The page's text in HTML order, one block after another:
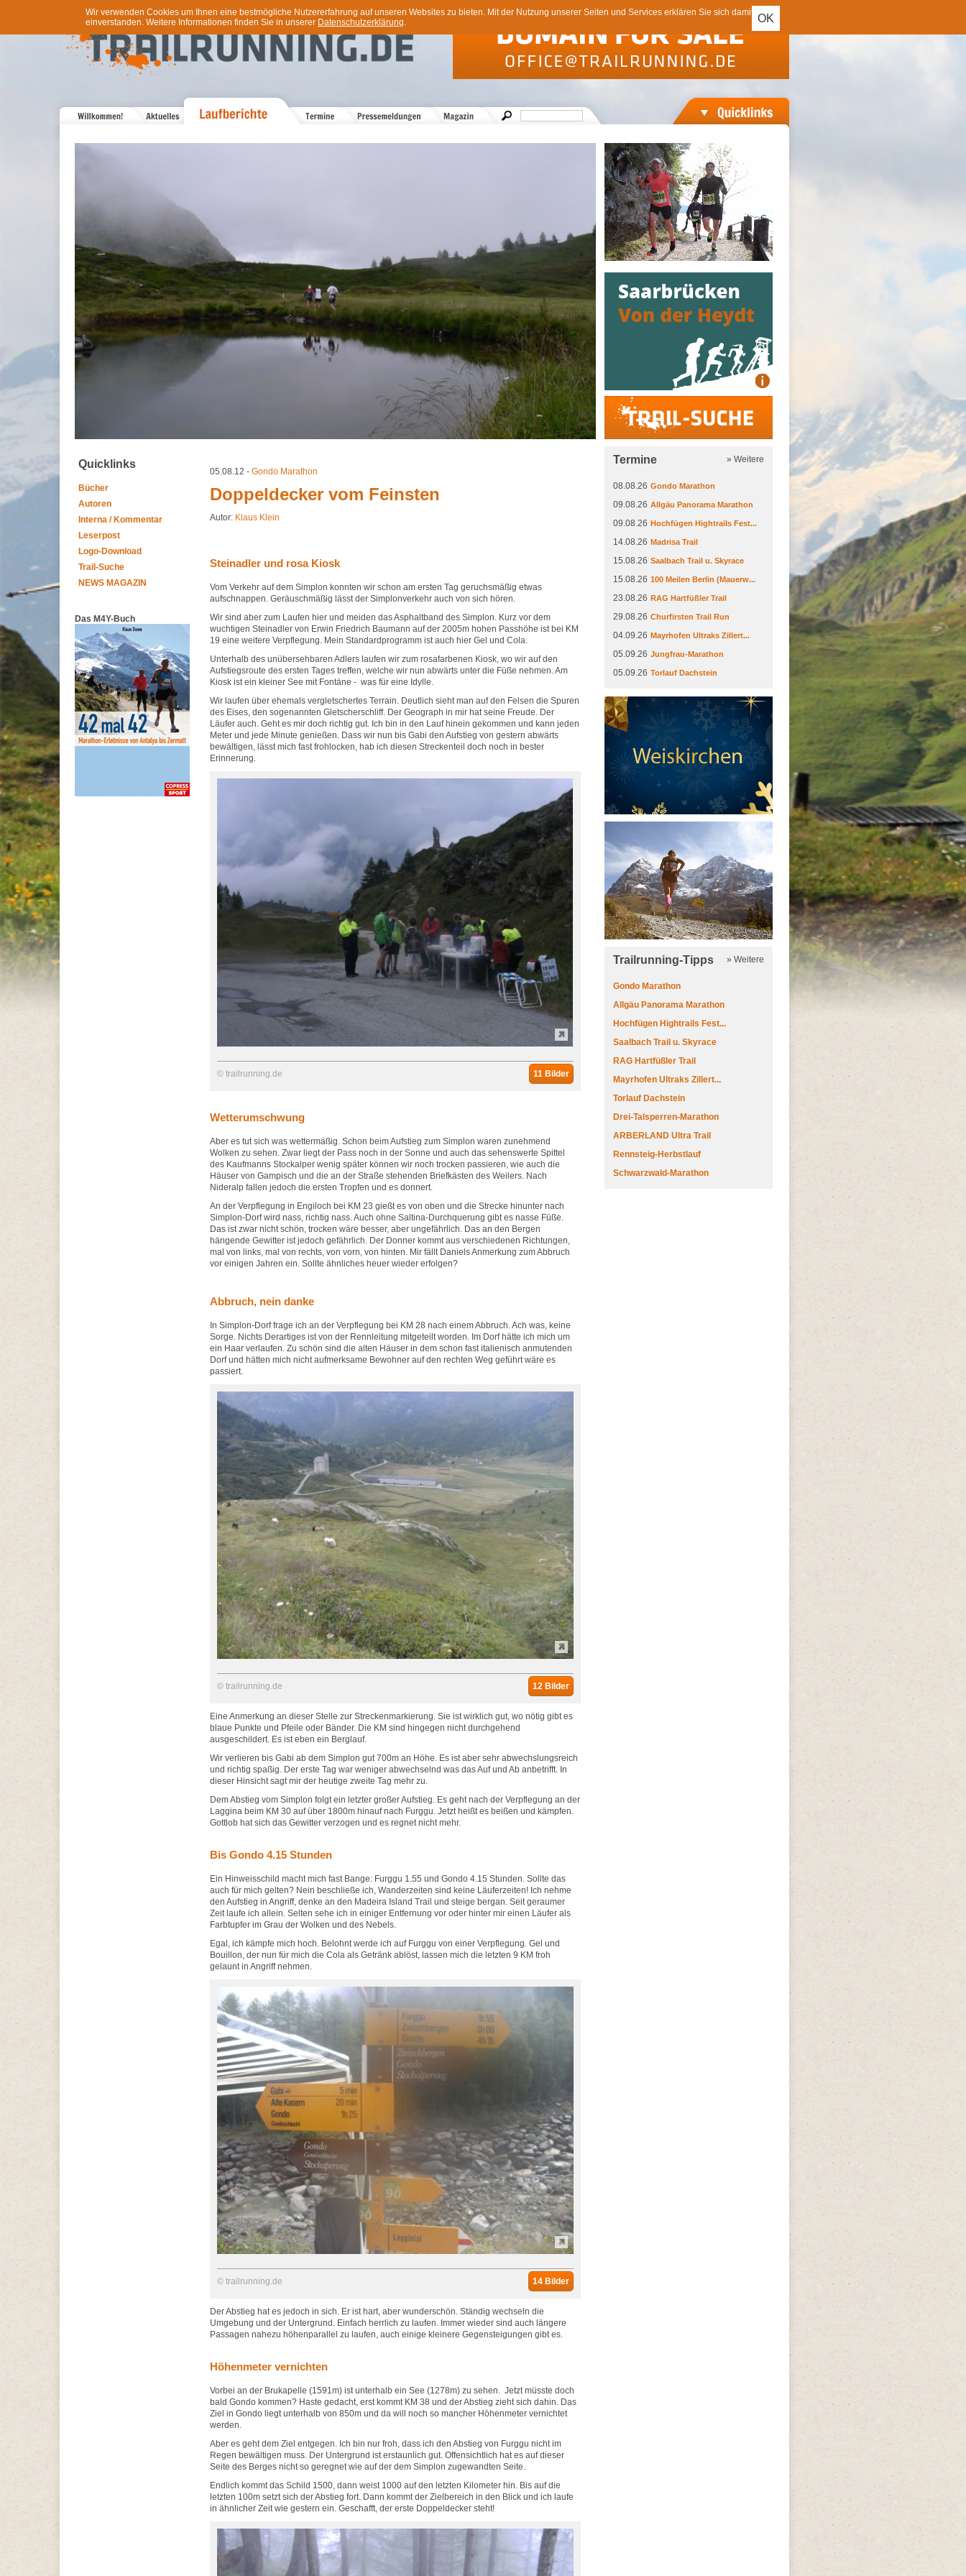
OK
Wir verwenden Cookies um Ihnen eine bestmögliche Nutzererfahrung auf unseren Websites zu bieten. Mit der Nutzung unserer Seiten und Services erklären Sie sich damit
einverstanden. Weitere Informationen finden Sie in unserer Datenschutzerklärung.
Quicklinks
Bücher
Autoren
Interna / Kommentar
Leserpost
Logo-Download
Trail-Suche
NEWS MAGAZIN
Das M4Y-Buch
05.08.12 - Gondo Marathon
Doppeldecker vom Feinsten
Autor: Klaus Klein
Steinadler und rosa Kiosk
Vom Verkehr auf dem Simplon konnten wir schon am ersten Tag geruchsmäßig etwas
aufschnappen. Geräuschmäßig lässt der Simplonverkehr auch von sich hören.
Wir sind aber zum Laufen hier und meiden das Asphaltband des Simplon. Kurz vor dem
wuchtigen Steinadler von Erwin Friedrich Baumann auf der 2005m hohen Passhöhe ist bei KM
19 eine weitere Verpflegung. Mein Standardprogramm ist auch hier Gel und Cola.
Unterhalb des unübersehbaren Adlers laufen wir zum rosafarbenen Kiosk, wo wir auf den
Aufstiegsroute des ersten Tages treffen, welche wir nun abwärts unter die Füße nehmen. Am
Kiosk ist ein kleiner See mit Fontäne - was für eine Idylle.
Wir laufen über ehemals vergletschertes Terrain. Deutlich sieht man auf den Felsen die Spuren
des Eises, den sogenannten Gletscherschliff. Der Geograph in mir hat seine Freude. Der
Läufer auch. Geht es mir doch richtig gut. Ich bin in den Lauf hinein gekommen und kann jeden
Meter und jede Minute genießen. Dass wir nun bis Gabi den Aufstieg von gestern abwärts
bewältigen, lässt mich fast frohlocken, hab ich diesen Streckenteil doch noch in bester
Erinnerung.
© trailrunning.de 11 Bilder
Wetterumschwung
Aber es tut sich was wettermäßig. Schon beim Aufstieg zum Simplon waren zunehmend
Wolken zu sehen. Zwar liegt der Pass noch in der Sonne und auch das sehenswerte Spittel
des Kaufmanns Stockalper wenig später können wir noch trocken passieren, wie auch die
Häuser von Gampisch und die an der Straße stehenden Briefkästen des Weilers. Nach
Nideralp fallen jedoch die ersten Tropfen und es donnert.
An der Verpflegung in Engiloch bei KM 23 gießt es von oben und die Strecke hinunter nach
Simplon-Dorf wird nass, richtig nass. Auch ohne Saltina-Durchquerung gibt es nasse Füße.
Das ist zwar nicht schön, trocken wäre besser, aber ungefährlich. Das an den Bergen
hängende Gewitter ist jedoch gefährlich. Der Donner kommt aus verschiedenen Richtungen,
mal von links, mal von rechts, von vorn, von hinten. Mir fällt Daniels Anmerkung zum Abbruch
vor einigen Jahren ein. Sollte ähnliches heuer wieder erfolgen?
Abbruch, nein danke
In Simplon-Dorf frage ich an der Verpflegung bei KM 28 nach einem Abbruch. Ach was, keine
Sorge. Nichts Derartiges ist von der Rennleitung mitgeteilt worden. Im Dorf hätte ich mich um
ein Haar verlaufen. Zu schön sind die alten Häuser in dem schon fast italienisch anmutenden
Dorf und hätten mich nicht aufmerksame Bewohner auf den rechten Weg geführt wäre es
passiert.
© trailrunning.de 12 Bilder
Eine Anmerkung an dieser Stelle zur Streckenmarkierung. Sie ist wirklich gut, wo nötig gibt es
blaue Punkte und Pfeile oder Bänder. Die KM sind hingegen nicht durchgehend
ausgeschildert. Es ist eben ein Berglauf.
Wir verlieren bis Gabi ab dem Simplon gut 700m an Höhe. Es ist aber sehr abwechslungsreich
und richtig spaßig. Der erste Tag war weniger abwechselnd was das Auf und Ab anbetrifft. In
dieser Hinsicht sagt mir der heutige zweite Tag mehr zu.
Dem Abstieg vom Simplon folgt ein letzter großer Aufstieg. Es geht nach der Verpflegung an der
Laggina beim KM 30 auf über 1800m hinauf nach Furggu. Jetzt heißt es beißen und kämpfen.
Gottlob hat sich das Gewitter verzogen und es regnet nicht mehr.
Bis Gondo 4.15 Stunden
Ein Hinweisschild macht mich fast Bange: Furggu 1.55 und Gondo 4.15 Stunden. Sollte das
auch für mich gelten? Nein beschließe ich, Wanderzeiten sind keine Läuferzeiten! Ich nehme
den Aufstieg in Angriff, denke an den Madeira Island Trail und steige bergan. Seit geraumer
Zeit laufe ich allein. Selten sehe ich in einiger Entfernung vor oder hinter mir einen Läufer als
Farbtupfer im Grau der Wolken und des Nebels.
Egal, ich kämpfe mich hoch. Belohnt werde ich auf Furggu von einer Verpflegung. Gel und
Bouillon, der nun für mich die Cola als Getränk ablöst, lassen mich die letzten 9 KM froh
gelaunt in Angriff nehmen.
© trailrunning.de 14 Bilder
Der Abstieg hat es jedoch in sich. Er ist hart, aber wunderschön. Ständig wechseln die
Umgebung und der Untergrund. Einfach herrlich zu laufen. Immer wieder sind auch längere
Passagen nahezu höhenparallel zu laufen, auch einige kleinere Gegensteigungen gibt es.
Höhenmeter vernichten
Vorbei an der Brukapelle (1591m) ist unterhalb ein See (1278m) zu sehen. Jetzt müsste doch
bald Gondo kommen? Haste gedacht, erst kommt KM 38 und der Abstieg zieht sich dahin. Das
Ziel in Gondo liegt unterhalb von 850m und da will noch so mancher Höhenmeter vernichtet
werden.
Aber es geht dem Ziel entgegen. Ich bin nur froh, dass ich den Abstieg von Furggu nicht im
Regen bewältigen muss. Der Untergrund ist erstaunlich gut. Offensichtlich hat es auf dieser
Seite des Berges nicht so geregnet wie auf der dem Simplon zugewandten Seite.
Endlich kommt das Schild 1500, dann weist 1000 auf den letzten Kilometer hin. Bis auf die
letzten 100m setzt sich der Abstieg fort. Dann kommt der Zielbereich in den Blick und ich laufe
in ähnlicher Zeit wie gestern ein. Geschafft, der erste Doppeldecker steht!
Termine » Weitere
08.08.26 Gondo Marathon
09.08.26 Allgäu Panorama Marathon
09.08.26 Hochfügen Hightrails Fest...
14.08.26 Madrisa Trail
15.08.26 Saalbach Trail u. Skyrace
15.08.26 100 Meilen Berlin (Mauerw...
23.08.26 RAG Hartfüßler Trail
29.08.26 Churfirsten Trail Run
04.09.26 Mayrhofen Ultraks Zillert...
05.09.26 Jungfrau-Marathon
05.09.26 Torlauf Dachstein
Trailrunning-Tipps » Weitere
Gondo Marathon
Allgäu Panorama Marathon
Hochfügen Hightrails Fest...
Saalbach Trail u. Skyrace
RAG Hartfüßler Trail
Mayrhofen Ultraks Zillert...
Torlauf Dachstein
Drei-Talsperren-Marathon
ARBERLAND Ultra Trail
Rennsteig-Herbstlauf
Schwarzwald-Marathon